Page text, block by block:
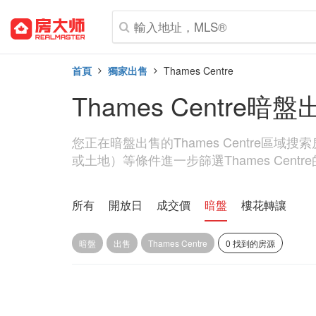
首頁 獨家出售 Thames Centre
Thames Centre暗盤
您正在暗盤出售的Thames Centre區域搜
或土地）等條件進一步篩選Thames
所有 開放日 成交價 暗盤 樓花轉讓
暗盤 出售 Thames Centre 0 找到的房源